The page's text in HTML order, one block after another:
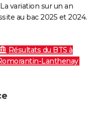
variation sur un an
au bac 2025 et 2024.
Résultats du BTS à
Lanthenay